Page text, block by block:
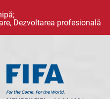
Dezvoltarea profesională